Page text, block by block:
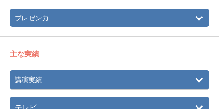
プレゼン力
主な実績
講演実績
テレビ